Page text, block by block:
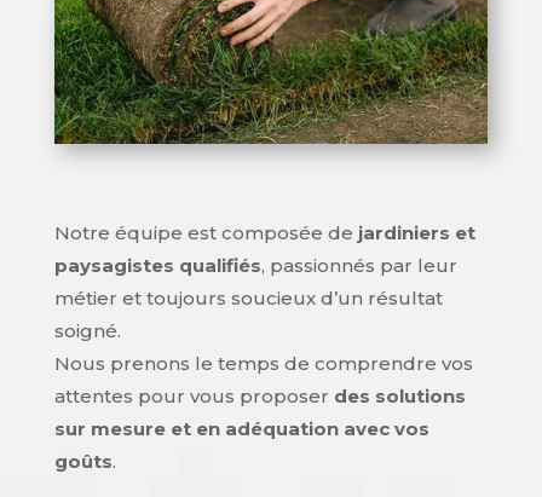
Notre équipe est composée de jardiniers et
paysagistes qualifiés, passionnés par leur
métier et toujours soucieux d’un résultat
soigné.
Nous prenons le temps de comprendre vos
attentes pour vous proposer des solutions
sur mesure et en adéquation avec vos
goûts.